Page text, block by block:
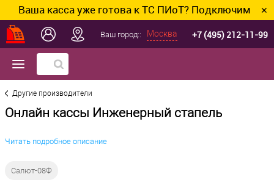
Ваша касса уже готова к ТС ПИоТ? Подключим и ✕
Ваш город:: Москва +7 (495) 212-11-99
Другие производители
Онлайн кассы Инженерный стапель
Читать подробное описание
Салют-08Ф